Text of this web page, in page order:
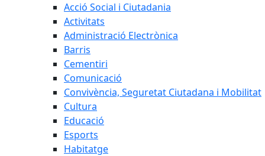
Acció Social i Ciutadania
Activitats
Administració Electrònica
Barris
Cementiri
Comunicació
Convivència, Seguretat Ciutadana i Mobilitat
Cultura
Educació
Esports
Habitatge